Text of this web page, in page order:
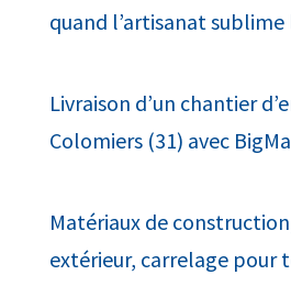
quand l’artisanat
Livraison d’un chantier
Colomiers (31) avec
Matériaux de
extérieur, carrelage pour